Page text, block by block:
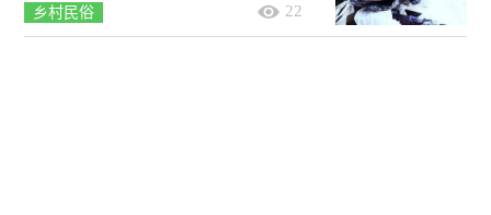
乡村民俗 22